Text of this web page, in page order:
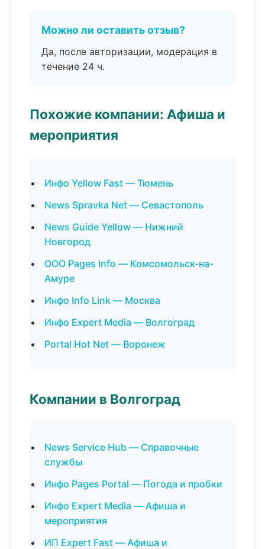
Можно ли оставить отзыв?
Да, после авторизации, модерация в
течение 24 ч.
Похожие компании: Афиша и
мероприятия
Инфо Yellow Fast — Тюмень
News Spravka Net — Севастополь
News Guide Yellow — Нижний
Новгород
ООО Pages Info — Комсомольск-на-
Амуре
Инфо Info Link — Москва
Инфо Expert Media — Волгоград
Portal Hot Net — Воронеж
Компании в Волгоград
News Service Hub — Справочные
службы
Инфо Pages Portal — Погода и пробки
Инфо Expert Media — Афиша и
мероприятия
ИП Expert Fast — Афиша и